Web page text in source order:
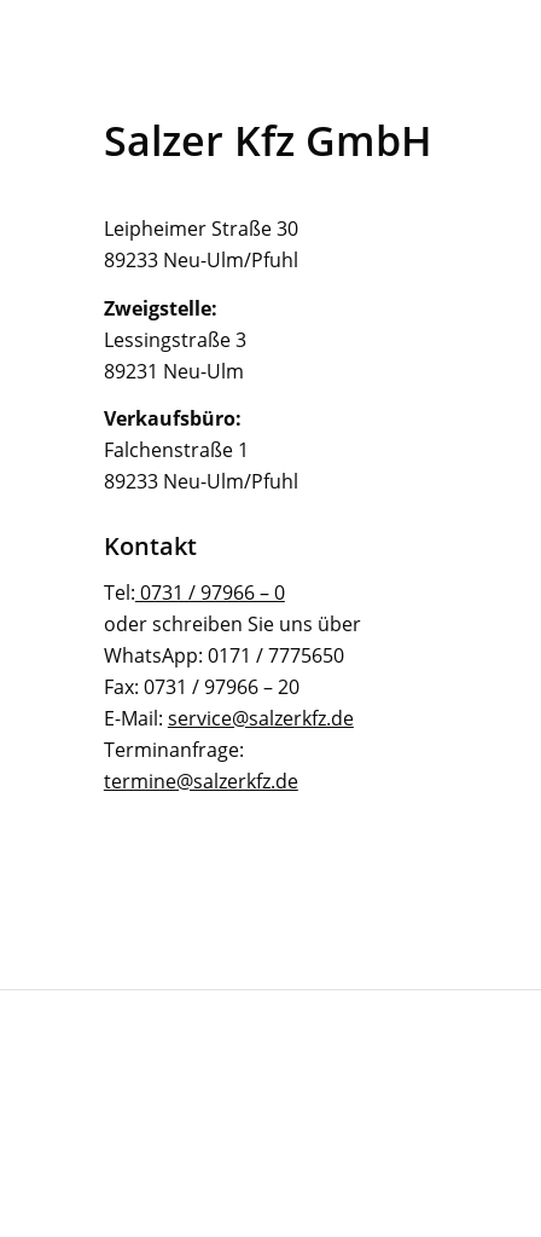
Salzer Kfz GmbH
Leipheimer Straße 30
89233 Neu-Ulm/Pfuhl
Zweigstelle:
Lessingstraße 3
89231 Neu-Ulm
Verkaufsbüro:
Falchenstraße 1
89233 Neu-Ulm/Pfuhl
Kontakt
Tel: 0731 / 97966 – 0
oder schreiben Sie uns über
WhatsApp: 0171 / 7775650
Fax: 0731 / 97966 – 20
E-Mail: service@salzerkfz.de
Terminanfrage:
termine@salzerkfz.de